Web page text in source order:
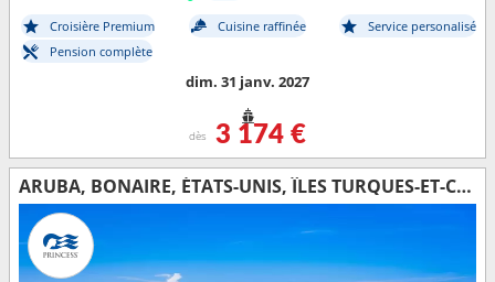
Croisière Premium Cuisine raffinée
Service personalisé
Pension complète
dim. 31 janv. 2027
dès 3 174 €
ARUBA, BONAIRE, ÉTATS-UNIS, ÎLES TURQUES-ET-CAÏQUES, BAHAMAS